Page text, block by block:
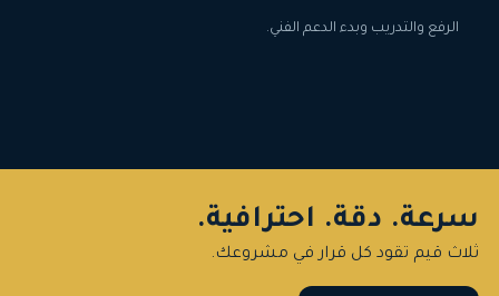
الرفع والتدريب وبدء الدعم الفني.
سرعة. دقة. احترافية.
ثلاث قيم تقود كل قرار في مشروعك.